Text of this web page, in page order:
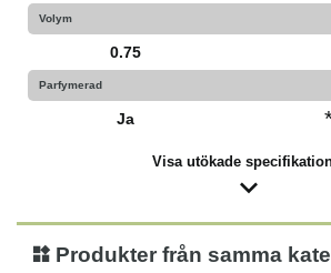
Volym
0.75
Parfymerad
Ja
Visa utökade
Produkter från samma